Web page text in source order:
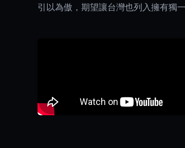
引以為傲，期望讓台灣也列入擁有獨